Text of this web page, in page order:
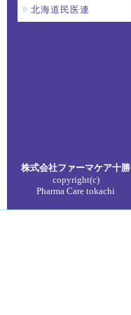
北海道民医連
株式会社ファーマケア十勝
copyright(c)
Pharma Care tokachi